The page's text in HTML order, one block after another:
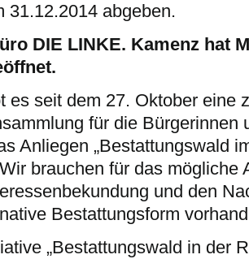
31.12.2014 abgeben.
DIE LINKE. Kamenz hat
es seit dem 27. Oktober eine
für die Bürgerinnen
Anliegen „Bestattungswald
brauchen für das mögliche
und den
Bestattungsform
„Bestattungswald in der